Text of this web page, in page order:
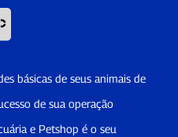
básicas de seus animais de
de sua operação
e Petshop é o seu